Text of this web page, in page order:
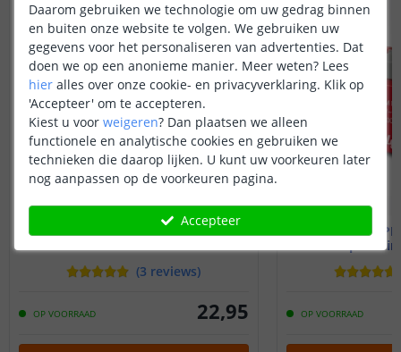
Shelly 1 Gen4
(3 reviews)
OP VOORRAAD 22,95
Shelly
Compacte
OP VOORRAAD
Daarom gebruiken we technologie om uw gedrag binnen
en buiten onze website te volgen. We gebruiken uw
gegevens voor het personaliseren van advertenties. Dat
doen we op een anonieme manier. Meer weten? Lees
hier alles over onze cookie- en privacyverklaring. Klik op
'Accepteer' om te accepteren.
Kiest u voor weigeren? Dan plaatsen we alleen
functionele en analytische cookies en gebruiken we
technieken die daarop lijken. U kunt uw voorkeuren later
nog aanpassen op de voorkeuren pagina.
Accepteer